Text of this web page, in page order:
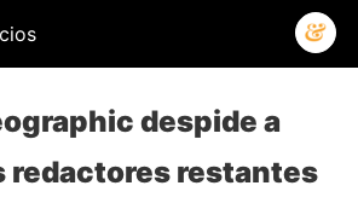
despide a
redactores restantes